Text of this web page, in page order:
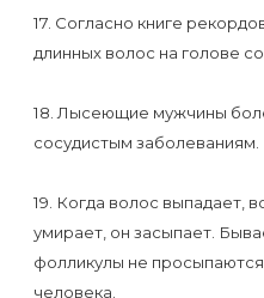
17. Согласно книге
длинных волос на голове
18. Лысеющие мужчины
сосудистым заболеваниям.
19. Когда волос выпадает,
умирает, он засыпает.
фолликулы не
человека.